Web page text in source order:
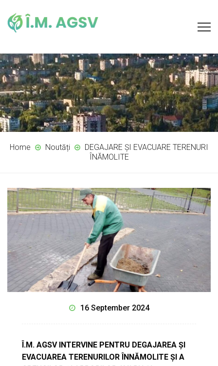
Home Noutăți
DEGAJARE ȘI EVACUARE TERENURI
ÎNĂMOLITE
16 September 2024
Î.M. AGSV INTERVINE PENTRU DEGAJAREA ȘI
EVACUAREA TERENURILOR ÎNNĂMOLITE ȘI A